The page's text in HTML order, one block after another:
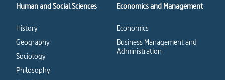
Human and Social Sciences
History
Geography
Sociology
Philosophy
Economics and Management
Economics
Business Management and
Administration